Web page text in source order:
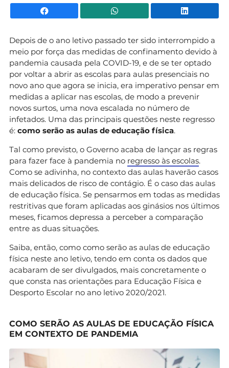
Facebook WhatsApp
Depois de o ano letivo passado ter sido interrompido a
meio por força das medidas de confinamento devido à
pandemia causada pela COVID-19, e de se ter optado
por voltar a abrir as escolas para aulas presenciais no
novo ano que agora se inicia, era imperativo pensar em
medidas a aplicar nas escolas, de modo a prevenir
novos surtos, uma nova escalada no número de
infetados. Uma das principais questões neste regresso
é: como serão as aulas de educação física.
Tal como previsto, o Governo acaba de lançar as regras
para fazer face à pandemia no regresso às escolas.
Como se adivinha, no contexto das aulas haverão casos
mais delicados de risco de contágio. É o caso das aulas
de educação física. Se pensarmos em todas as medidas
restritivas que foram aplicadas aos ginásios nos últimos
meses, ficamos depressa a perceber a comparação
entre as duas situações.
Saiba, então, como como serão as aulas de educação
física neste ano letivo, tendo em conta os dados que
acabaram de ser divulgados, mais concretamente o
que consta nas orientações para Educação Física e
Desporto Escolar no ano letivo 2020/2021.
COMO SERÃO AS AULAS DE EDUCAÇÃO FÍSICA
EM CONTEXTO DE PANDEMIA